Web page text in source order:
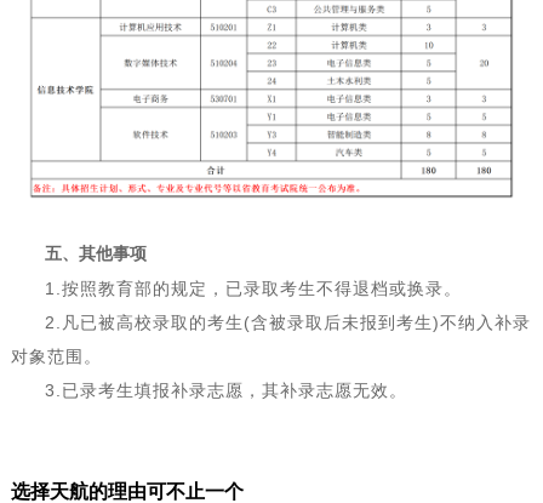
五、其他事项
1.按照教育部的规定，已录取考生不得退档或换录。
2.凡已被高校录取的考生(含被录取后未报到考生)不纳入补录
对象范围。
3.已录考生填报补录志愿，其补录志愿无效。
选择天航的理由可不止一个